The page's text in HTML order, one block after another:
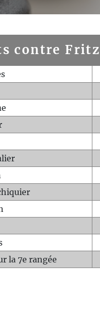
contre Fritz
la 7e rangée